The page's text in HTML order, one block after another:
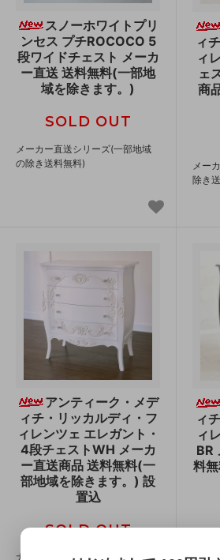
スノーホワイトプリ
ンセス プチROCOCO 5
段ワイドチェスト メーカ
ー直送 送料無料(一部地
域を除きます。)
SOLD OUT
メーカー直送シリーズ(一部地域
の除き送料無料)
ィ
ィ
ェ
商
メー
除き
アンティーク・メデ
ィチ・リッカルディ・フ
ィレンツェ エレガント・
4段チェストWH メーカ
ー直送商品 送料無料(一
部地域を除きます。) 設
置込
SOLD OUT
大型家具 メーカー直送シリーズ
ィ
ィ
BR
料
大型
(一部